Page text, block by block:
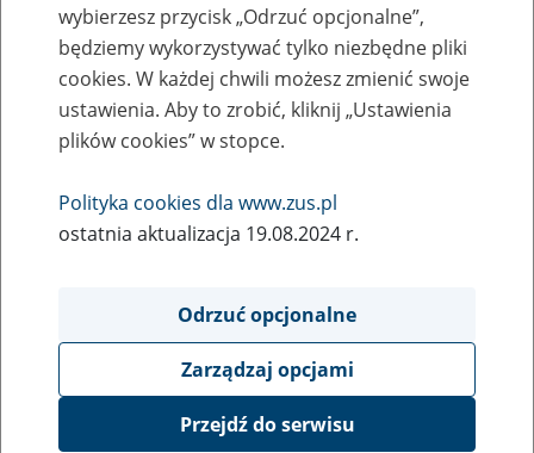
Przejdź do strony głównej
wybierzesz przycisk „Odrzuć opcjonalne”,
będziemy wykorzystywać tylko niezbędne pliki
cookies. W każdej chwili możesz zmienić swoje
ustawienia. Aby to zrobić, kliknij „Ustawienia
plików cookies” w stopce.
Polityka cookies dla www.zus.pl
ostatnia aktualizacja 19.08.2024 r.
Odrzuć opcjonalne
Zarządzaj opcjami
Przejdź do serwisu